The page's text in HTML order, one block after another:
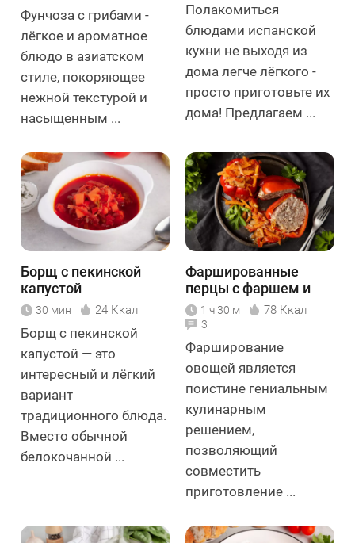
Фунчоза с грибами -
лёгкое и ароматное
блюдо в азиатском
стиле, покоряющее
нежной текстурой и
насыщенным ...
Полакомиться
блюдами испанской
кухни не выходя из
дома легче лёгкого -
просто приготовьте их
дома! Предлагаем ...
Борщ с пекинской
капустой
30 мин 24 Ккал
Борщ с пекинской
капустой — это
интересный и лёгкий
вариант
традиционного блюда.
Вместо обычной
белокочанной ...
Фаршированные
перцы с фаршем и
рисом
1 ч 30 м 78 Ккал
3
Фарширование
овощей является
поистине гениальным
кулинарным
решением,
позволяющий
совместить
приготовление ...